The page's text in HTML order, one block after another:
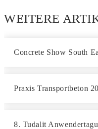
WEITERE
Concrete Show South
Praxis Transportbeton
8. Tudalit